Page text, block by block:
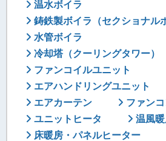
温水ボイラ
鋳鉄製ボイラ（セクショナル
水管ボイラ
冷却塔（クーリングタワー）
ファンコイルユニット
エアハンドリングユニット
エアカーテン
ファン
ユニットヒータ
温風
床暖房・パネルヒーター